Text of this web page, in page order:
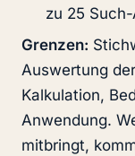
zu 25
Grenzen:
Auswertung
Kalkulation,
Anwendung.
mitbringt,